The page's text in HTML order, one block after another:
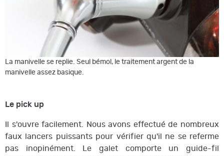
La manivelle se replie. Seul bémol, le traitement argent de la
manivelle assez basique.
Le pick up
Il s'ouvre facilement. Nous avons effectué de nombreux
faux lancers puissants pour vérifier qu'il ne se referme
pas inopinément. Le galet comporte un guide-fil